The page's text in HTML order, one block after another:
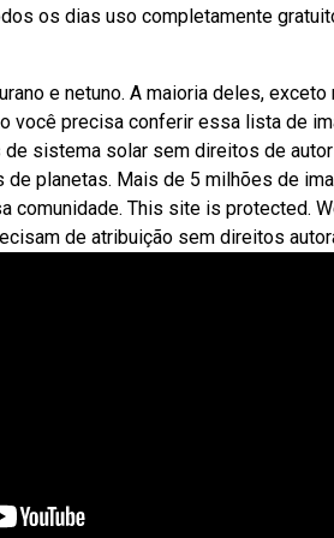
os dias uso completamente
e netuno. A maioria deles,
você precisa conferir essa lista de
sistema solar sem direitos de
de planetas. Mais de 5 milhões de
comunidade. This site is protected.
de atribuição sem direitos